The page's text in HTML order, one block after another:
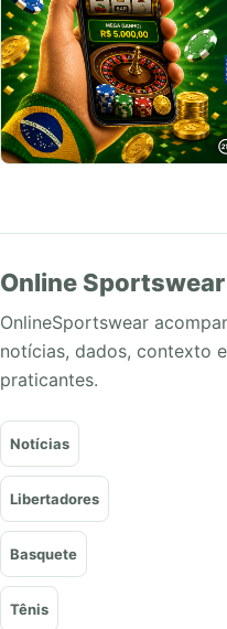
Online Sportswear
OnlineSportswear
notícias, dados, contexto
praticantes.
Notícias
Libertadores
Basquete
Tênis